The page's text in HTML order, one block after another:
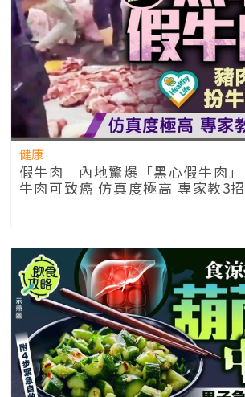
健康
假牛肉｜內地驚爆「黑心假牛肉
牛肉可致癌 仿真度極高 專家教3